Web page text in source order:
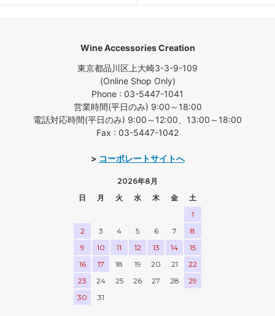
Wine Accessories Creation
東京都品川区上大崎3-3-9-109
(Online Shop Only)
Phone : 03-5447-1041
営業時間(平日のみ) 9:00～18:00
電話対応時間(平日のみ) 9:00～12:00、13:00～18:00
Fax : 03-5447-1042
> コーポレートサイトへ
2026年8月
日
月 火 水 木 金
土
1
2
3 4 5 6 7
8
9
10 11 12 13 14
15
16
17 18 19 20 21
22
23
24 25 26 27 28
29
30
31